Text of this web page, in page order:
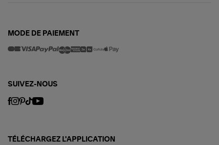
MODE DE PAIEMENT
SUIVEZ-NOUS
TÉLÉCHARGEZ L'APPLICATION